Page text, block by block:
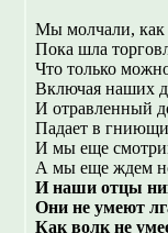
Мы молчали,
Пока шла
Что только
Включая наших
И отравленный
Падает в
И мы еще
А мы еще ждем
И наши отцы
Они не умеют
Как волк не